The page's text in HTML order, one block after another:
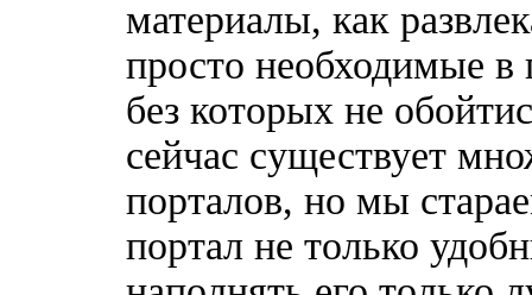
материалы, как
просто необходимые в
без которых не
сейчас существует
порталов, но мы
портал не только